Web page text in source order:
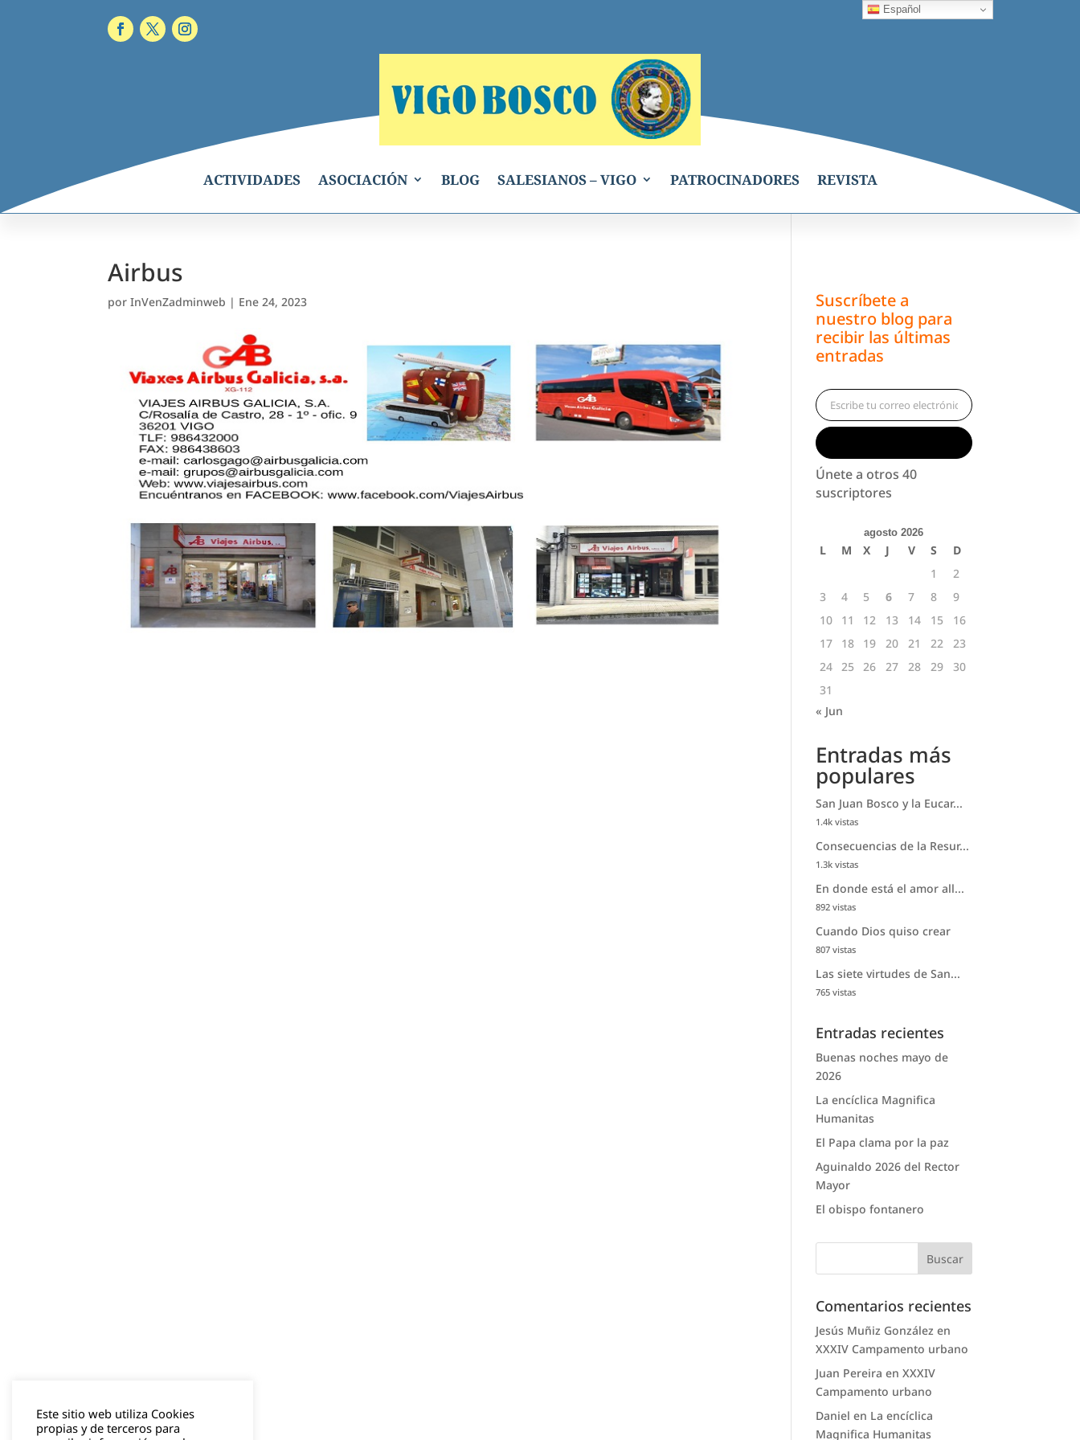
ACTIVIDADES ASOCIACIÓN BLOG SALESIANOS – VIGO PATROCINADORES REVISTA
Airbus
porInVenZadminweb | Ene 24, 2023
Suscríbete a
nuestro blog para
recibir las últimas
entradas
Escribe tu correo electrónico…
Únete a otros 40
suscriptores
agosto 2026
L M X J V S
D
1
2
3
4 5 6 7 8
9
10
11 12 13 14 15
16
17
18 19 20 21 22
23
24 25 26 27 28 29
30
31
« Jun
Entradas más
populares
San Juan Bosco y la Eucar...
1.4k vistas
Consecuencias de la Resur...
1.3k vistas
En donde está el amor all...
892 vistas
Cuando Dios quiso crear
807 vistas
Las siete virtudes de San...
765 vistas
Entradas recientes
Buenas noches mayo de
2026
La encíclica Magnifica
Humanitas
El Papa clama por la paz
Aguinaldo 2026 del Rector
Mayor
El obispo fontanero
Comentarios recientes
Jesús Muñiz González en
XXXIV Campamento urbano
Juan Pereira enXXXIV
Campamento urbano
Daniel en La encíclica
Magnifica Humanitas
Este sitio web utiliza Cookies
propias y de terceros para
Español